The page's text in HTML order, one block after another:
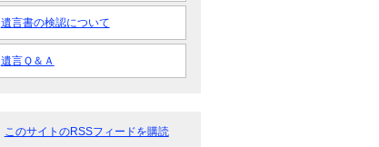
遺言書の検認について
遺言Ｑ＆Ａ
このサイトのRSSフィードを購読